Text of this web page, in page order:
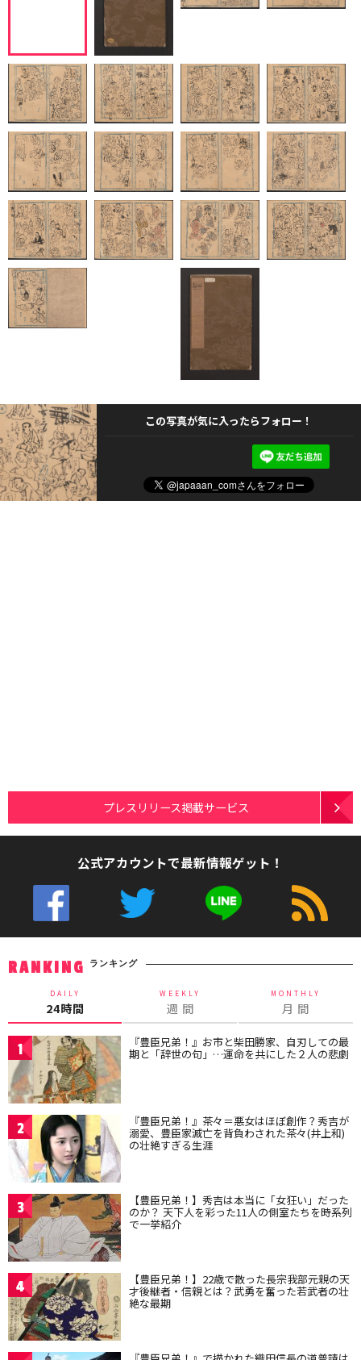
この写真が気に入ったらフォロー！
プレスリリース掲載サービス
公式アカウントで最新情報ゲット！
RANKING ランキング
DAILY
24時間
WEEKLY
週 間
MONTHLY
月 間
1 『豊臣兄弟！』お市と柴田勝家、自刃しての最
期と「辞世の句」…運命を共にした２人の悲劇
2 『豊臣兄弟！』茶々＝悪女はほぼ創作？秀吉が
溺愛、豊臣家滅亡を背負わされた茶々(井上和)
の壮絶すぎる生涯
3 【豊臣兄弟！】秀吉は本当に「女狂い」だった
のか？ 天下人を彩った11人の側室たちを時系列
で一挙紹介
4 【豊臣兄弟！】22歳で散った長宗我部元親の天
才後継者・信親とは？武勇を奮った若武者の壮
絶な最期